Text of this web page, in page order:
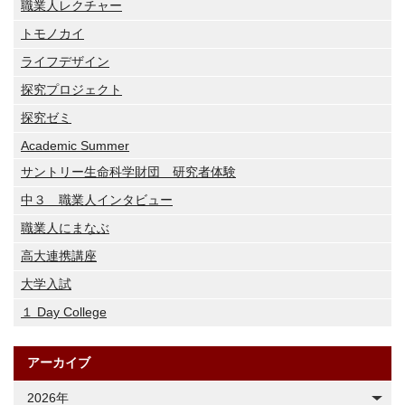
職業人レクチャー
トモノカイ
ライフデザイン
探究プロジェクト
探究ゼミ
Academic Summer
サントリー生命科学財団 研究者体験
中３ 職業人インタビュー
職業人にまなぶ
高大連携講座
大学入試
１ Day College
アーカイブ
2026年